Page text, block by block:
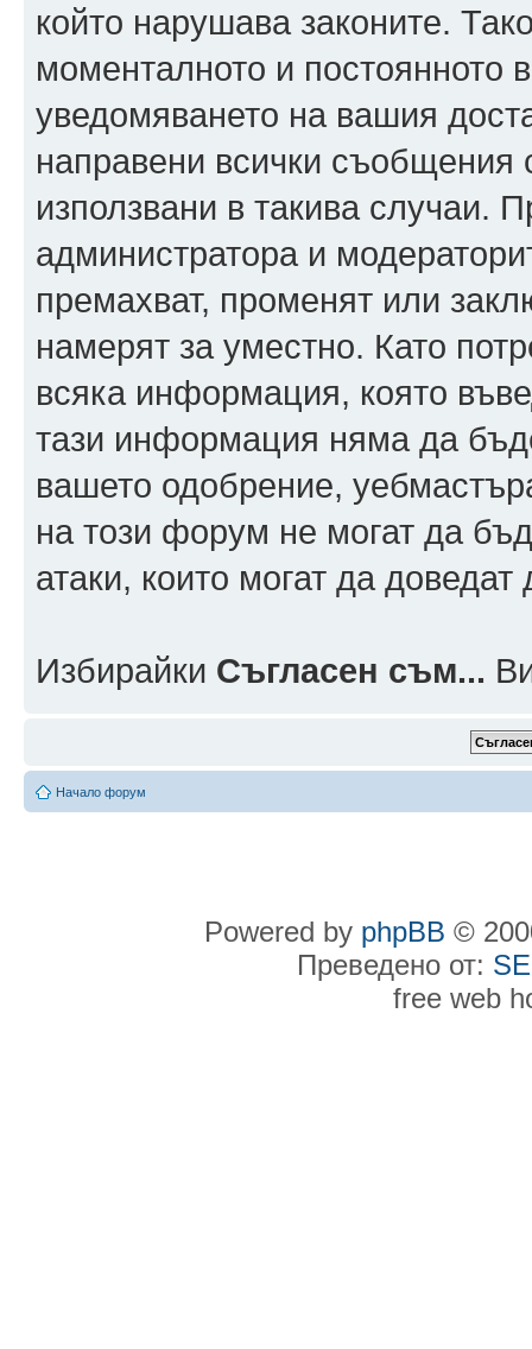
който нарушава законите.
моменталното и постоянното
уведомяването на вашия
направени всички съобщения
използвани в такива случаи.
администратора и
премахват, променят или
намерят за уместно. Като
всяка информация, която
тази информация няма да
вашето одобрение,
на този форум не могат да
атаки, които могат да
Избирайки Съгласен съм...
Начало форум
Powered by phpBB ©
Преведено от:
free web